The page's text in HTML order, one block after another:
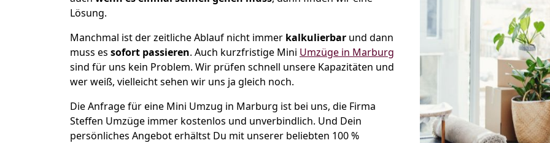
Lösung.
Manchmal ist der zeitliche Ablauf nicht immer kalkulierbar und dann
muss es sofort passieren. Auch kurzfristige Mini Umzüge in Marburg
sind für uns kein Problem. Wir prüfen schnell unsere Kapazitäten und
wer weiß, vielleicht sehen wir uns ja gleich noch.
Die Anfrage für eine Mini Umzug in Marburg ist bei uns, die Firma
Steffen Umzüge immer kostenlos und unverbindlich. Und Dein
persönliches Angebot erhältst Du mit unserer beliebten 100 %